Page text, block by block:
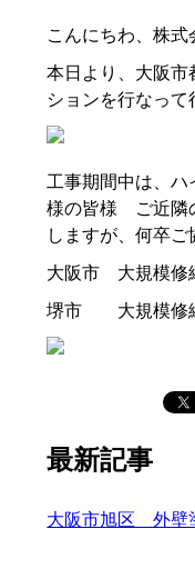
こんにちわ、株
本日より、大阪
ションを行なって
工事期間中は、
様の皆様 ご近隣
しますが、何卒ご
大阪市 大規模修
堺市 大規模修
最新記事
大阪市旭区 外